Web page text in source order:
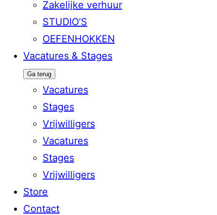
Zakelijke verhuur
STUDIO’S
OEFENHOKKEN
Vacatures & Stages
Ga terug
Vacatures
Stages
Vrijwilligers
Vacatures
Stages
Vrijwilligers
Store
Contact